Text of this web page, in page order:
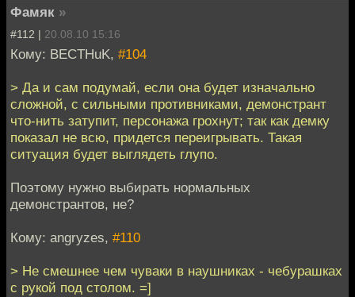
Фамяк »
#112 | 20.08.10 15:16
Кому: BECTHuK, #104
> Да и сам подумай, если она будет изначально
сложной, с сильными противниками, демонстрант
что-нить затупит, персонажа грохнут; так как демку
показал не всю, придется переигрывать. Такая
ситуация будет выглядеть глупо.
Поэтому нужно выбирать нормальных
демонстрантов, не?
Кому: angryzes, #110
> Не смешнее чем чуваки в наушниках - чебурашках
с рукой под столом. =]